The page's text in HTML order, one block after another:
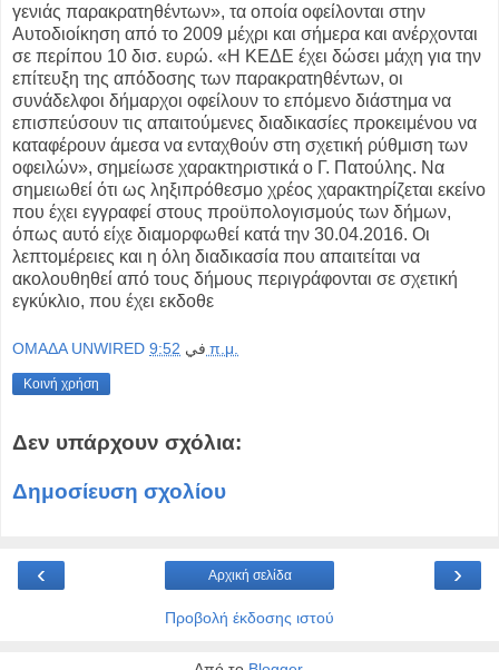
γενιάς παρακρατηθέντων», τα οποία οφείλονται στην
Αυτοδιοίκηση από το 2009 μέχρι και σήμερα και ανέρχονται
σε περίπου 10 δισ. ευρώ. «Η ΚΕΔΕ έχει δώσει μάχη για την
επίτευξη της απόδοσης των παρακρατηθέντων, οι
συνάδελφοι δήμαρχοι οφείλουν το επόμενο διάστημα να
επισπεύσουν τις απαιτούμενες διαδικασίες προκειμένου να
καταφέρουν άμεσα να ενταχθούν στη σχετική ρύθμιση των
οφειλών», σημείωσε χαρακτηριστικά ο Γ. Πατούλης. Να
σημειωθεί ότι ως ληξιπρόθεσμο χρέος χαρακτηρίζεται εκείνο
που έχει εγγραφεί στους προϋπολογισμούς των δήμων,
όπως αυτό είχε διαμορφωθεί κατά την 30.04.2016. Οι
λεπτομέρειες και η όλη διαδικασία που απαιτείται να
ακολουθηθεί από τους δήμους περιγράφονται σε σχετική
εγκύκλιο, που έχει εκδοθε
OMAΔΑ UNWIRED في 9:52 π.μ.
Κοινή χρήση
Δεν υπάρχουν σχόλια:
Δημοσίευση σχολίου
‹ ›
Αρχική σελίδα
Προβολή έκδοσης ιστού